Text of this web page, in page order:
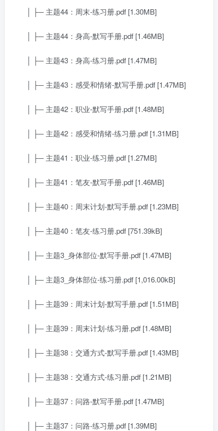
│ ├─ 主题44：周末-练习册.pdf [1.30MB]
│ ├─ 主题44：身高-默写手册.pdf [1.46MB]
│ ├─ 主题43：身高-练习册.pdf [1.47MB]
│ ├─ 主题43：感受和情绪-默写手册.pdf [1.47MB]
│ ├─ 主题42：职业-默写手册.pdf [1.48MB]
│ ├─ 主题42：感受和情绪-练习册.pdf [1.31MB]
│ ├─ 主题41：职业-练习册.pdf [1.27MB]
│ ├─ 主题41：笔友-默写手册.pdf [1.46MB]
│ ├─ 主题40：周末计划-默写手册.pdf [1.23MB]
│ ├─ 主题40：笔友-练习册.pdf [751.39kB]
│ ├─ 主题3_身体部位-默写手册.pdf [1.47MB]
│ ├─ 主题3_身体部位-练习册.pdf [1,016.00kB]
│ ├─ 主题39：周末计划-默写手册.pdf [1.51MB]
│ ├─ 主题39：周末计划-练习册.pdf [1.48MB]
│ ├─ 主题38：交通方式-默写手册.pdf [1.43MB]
│ ├─ 主题38：交通方式-练习册.pdf [1.21MB]
│ ├─ 主题37：问路-默写手册.pdf [1.47MB]
│ ├─ 主题37：问路-练习册.pdf [1.39MB]